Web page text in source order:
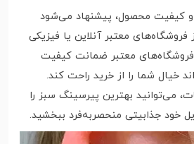
و کیفیت محصول، پیشنهاد می‌شود
معتبر آنلاین یا فیزیکی
فروشگاه‌های معتبر ضمانت کیفیت
خیال شما را از خرید راحت کند.
می‌توانید بهترین پیرسینگ سبز را
خود جذابیتی منحصر‌به‌فرد ببخشید.